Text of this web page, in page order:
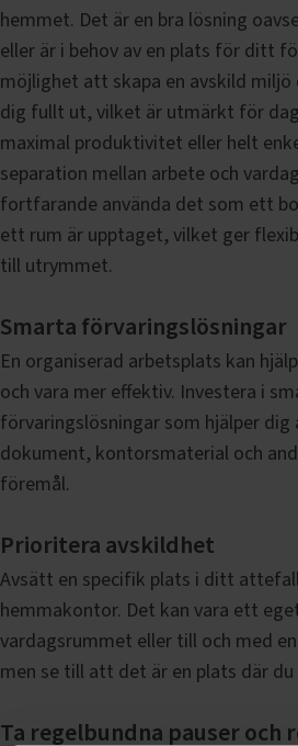
hemmet. Det är en bra lösning
eller är i behov av en plats för ditt
möjlighet att skapa en avskild miljö
dig fullt ut, vilket är utmärkt för
maximal produktivitet eller helt
separation mellan arbete och
fortfarande använda det som ett
ett rum är upptaget, vilket ger
till utrymmet.
Smarta förvaringslösningar
En organiserad arbetsplats kan
och vara mer effektiv. Investera i
förvaringslösningar som hjälper
dokument, kontorsmaterial och
föremål.
Prioriteraavskildhet
Avsätt en specifik plats i ditt
hemmakontor. Det kan vara ett
vardagsrummet eller till och med
men se till att det är en plats där
Ta regelbundna pauser och